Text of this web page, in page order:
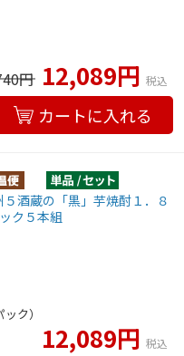
円 12,089円 税込
カートに入れる
５酒蔵の「黒」芋焼酎１．８
ク５本組
ク）
12,089円 税込